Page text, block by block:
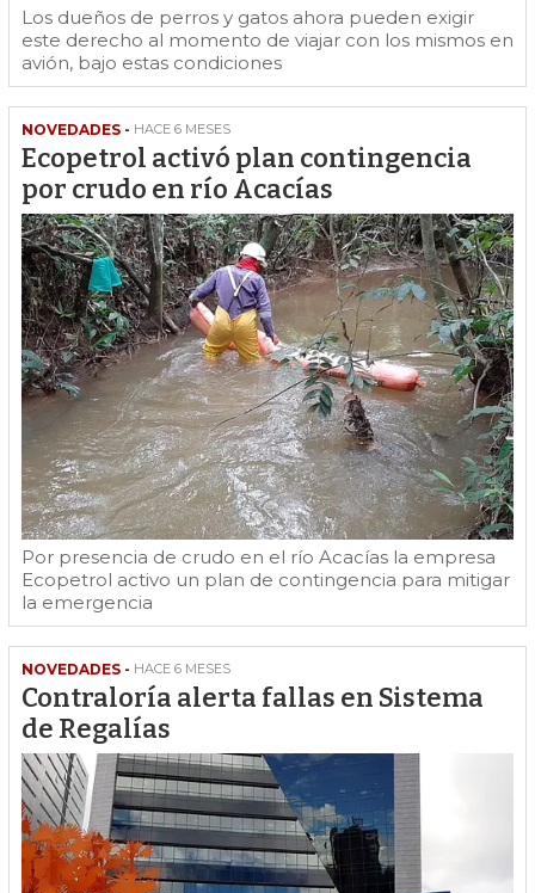
Los dueños de perros y gatos ahora pueden exigir
este derecho al momento de viajar con los mismos en
avión, bajo estas condiciones
NOVEDADES - HACE 6 MESES
Ecopetrol activó plan contingencia
por crudo en río Acacías
Por presencia de crudo en el río Acacías la empresa
Ecopetrol activo un plan de contingencia para mitigar
la emergencia
NOVEDADES - HACE 6 MESES
Contraloría alerta fallas en Sistema
de Regalías